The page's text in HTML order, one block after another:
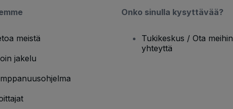
meistä
jakelu
Onko sinulla kysyttävää?
Tukikeskus / Ota meihin
yhteyttä